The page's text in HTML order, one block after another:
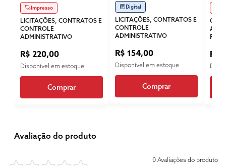
Impresso
LICITAÇÕES, CONTRATOS E
CONTROLE
ADMINISTRATIVO
R$ 220,00
Disponível em estoque
Comprar
Digital
LICITAÇÕES, CONTRATOS E
CONTROLE
ADMINISTRATIVO
R$ 154,00
Disponível em estoque
Comprar
ATO
R$
Avaliação do produto
0 Avaliações do produto